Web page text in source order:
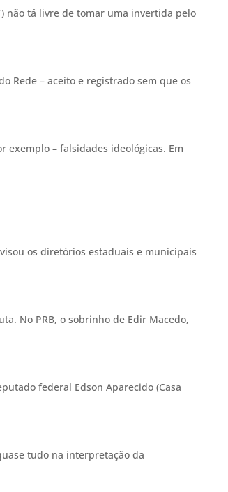
não tá livre de tomar uma invertida pelo
Rede – aceito e registrado sem que os
– falsidades ideológicas. Em
os diretórios estaduais e municipais
No PRB, o sobrinho de Edir Macedo,
federal Edson Aparecido (Casa
tudo na interpretação da